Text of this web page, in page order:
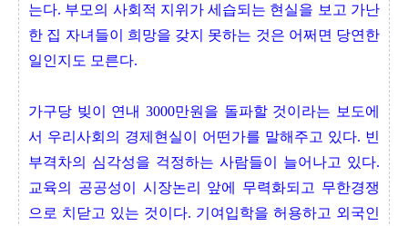
는다. 부모의 사회적 지위가 세습되는 현실을 보고 가난
한 집 자녀들이 희망을 갖지 못하는 것은 어쩌면 당연한
일인지도 모른다.
가구당 빚이 연내 3000만원을 돌파할 것이라는 보도에
서 우리사회의 경제현실이 어떤가를 말해주고 있다. 빈
부격차의 심각성을 걱정하는 사람들이 늘어나고 있다.
교육의 공공성이 시장논리 앞에 무력화되고 무한경쟁
으로 치닫고 있는 것이다. 기여입학을 허용하고 외국인